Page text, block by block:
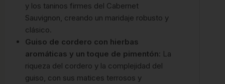
y los taninos firmes del Cabernet
Sauvignon, creando un maridaje robusto y
clásico.
Guiso de cordero con hierbas
aromáticas y un toque de pimentón: La
riqueza del cordero y la complejidad del
guiso, con sus matices terrosos y